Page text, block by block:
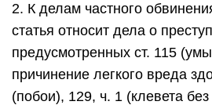
2. К делам частного
статья относит дела о
предусмотренных ст. 115
причинение легкого вреда
(побои), 129, ч. 1 (клевета